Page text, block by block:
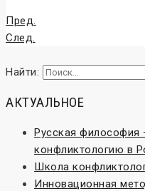
Пред.
След.
Найти:
АКТУАЛЬНОЕ
Русская философия
конфликтологию в
Школа
Инновационная